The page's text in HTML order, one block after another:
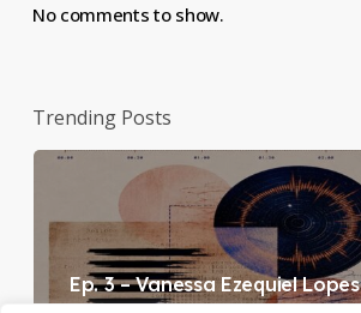
No comments to show.
Trending Posts
Ep. 3 – Vanessa Ezequiel Lopes